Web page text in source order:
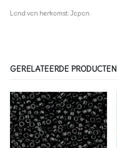
Land van herkomst: Japan
GERELATEERDE PRODUCTEN